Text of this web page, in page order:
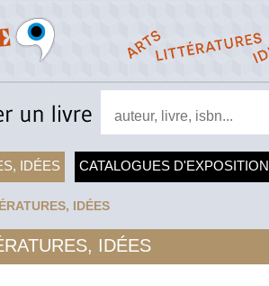
IDÉES CATALOGUES D'EXPOSITION
IDÉES
IDÉES